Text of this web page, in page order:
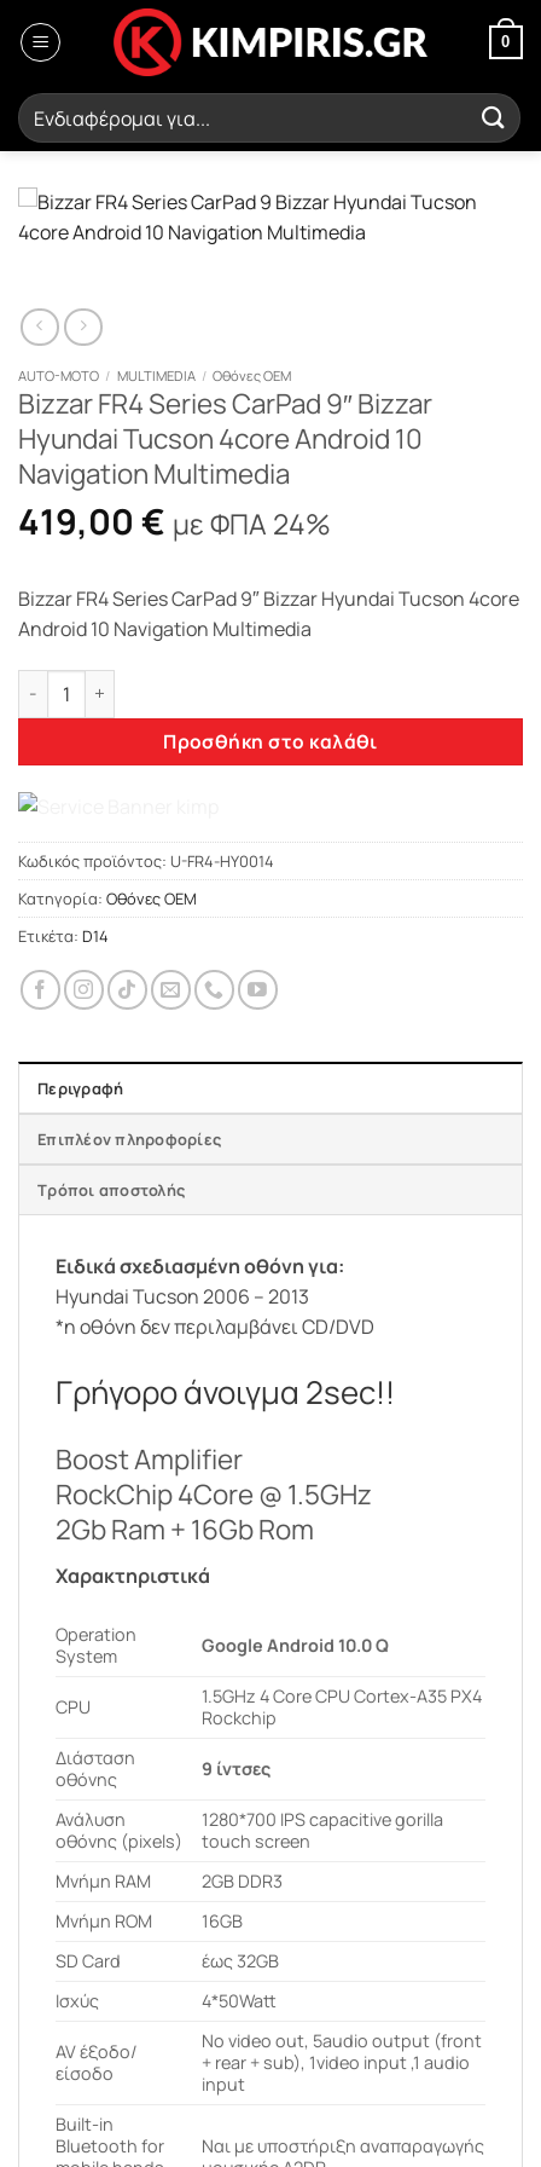
στο
0
Αναζήτηση
για:
AUTO-MOTO / MULTIMEDIA / Οθόνες OEM
Bizzar FR4 Series CarPad 9″ Bizzar
Hyundai Tucson 4core Android 10
Navigation Multimedia
419,00 € με ΦΠΑ 24%
Bizzar FR4 Series CarPad 9″ Bizzar Hyundai Tucson 4core
Android 10 Navigation Multimedia
Bizzar FR4 Series CarPad 9" Bizzar Hyundai Tucson 4core
Προσθήκη στο καλάθι
Κωδικός προϊόντος: U-FR4-HY0014
Κατηγορία: Οθόνες OEM
Ετικέτα: D14
Περιγραφή
Επιπλέον πληροφορίες
Τρόποι αποστολής
Ειδικά σχεδιασμένη οθόνη για:
Hyundai Tucson 2006 – 2013
*η οθόνη δεν περιλαμβάνει CD/DVD
Γρήγορο άνοιγμα 2sec!!
Boost Amplifier
RockChip 4Core @ 1.5GHz
2Gb Ram + 16Gb Rom
Χαρακτηριστικά
Operation
System
Google Android 10.0 Q
CPU
1.5GHz 4 Core CPU Cortex-A35 PX4
Rockchip
Διάσταση
οθόνης
9 ίντσες
Ανάλυση
οθόνης (pixels)
1280*700 IPS capacitive gorilla
touch screen
Μνήμη RAM
2GB DDR3
Μνήμη ROM
16GB
SD Card
έως 32GB
Ισχύς
4*50Watt
AV έξοδο/
είσοδο
No video out, 5audio output (front
+ rear + sub), 1video input ,1 audio
input
Built-in
Bluetooth for
Ναι με υποστήριξη αναπαραγωγής